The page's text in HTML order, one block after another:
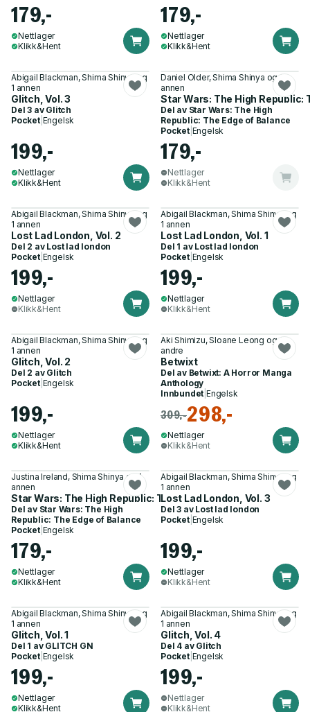
179,-
Nettlager
Klikk&Hent
179,-
Nettlager
Klikk&Hent
Abigail Blackman, Shima Shinya og
1 annen
Glitch, Vol. 3
Del 3 av Glitch
Pocket| Engelsk
199,-
Nettlager
Klikk&Hent
Daniel Older, Shima Shinya og 1
annen
Star Wars: The High Republic:
Del av Star Wars: The High
Republic: The Edge of Balance
Pocket| Engelsk
179,-
Nettlager
Klikk&Hent
Abigail Blackman, Shima Shinya og
1 annen
Lost Lad London, Vol. 2
Del 2 av Lost lad london
Pocket| Engelsk
199,-
Nettlager
Klikk&Hent
Abigail Blackman, Shima Shinya og
1 annen
Lost Lad London, Vol. 1
Del 1 av Lost lad london
Pocket| Engelsk
199,-
Nettlager
Klikk&Hent
Abigail Blackman, Shima Shinya og
1 annen
Glitch, Vol. 2
Del 2 av Glitch
Pocket| Engelsk
199,-
Nettlager
Klikk&Hent
Aki Shimizu, Sloane Leong og 6
andre
Betwixt
Del av Betwixt: A Horror Manga
Anthology
Innbundet |Engelsk
309,-298,-
Nettlager
Klikk&Hent
Justina Ireland, Shima Shinya og 1
annen
Star Wars: The High Republic: The Edge of Balance, Vol. 1
Del av Star Wars: The High
Republic: The Edge of Balance
Pocket| Engelsk
179,-
Nettlager
Klikk&Hent
Abigail Blackman, Shima Shinya og
1 annen
Lost Lad London, Vol. 3
Del 3 av Lost lad london
Pocket| Engelsk
199,-
Nettlager
Klikk&Hent
Abigail Blackman, Shima Shinya og
1 annen
Glitch, Vol. 1
Del 1 av GLITCH GN
Pocket| Engelsk
199,-
Nettlager
Klikk&Hent
Abigail Blackman, Shima Shinya og
1 annen
Glitch, Vol. 4
Del 4 av Glitch
Pocket| Engelsk
199,-
Nettlager
Klikk&Hent